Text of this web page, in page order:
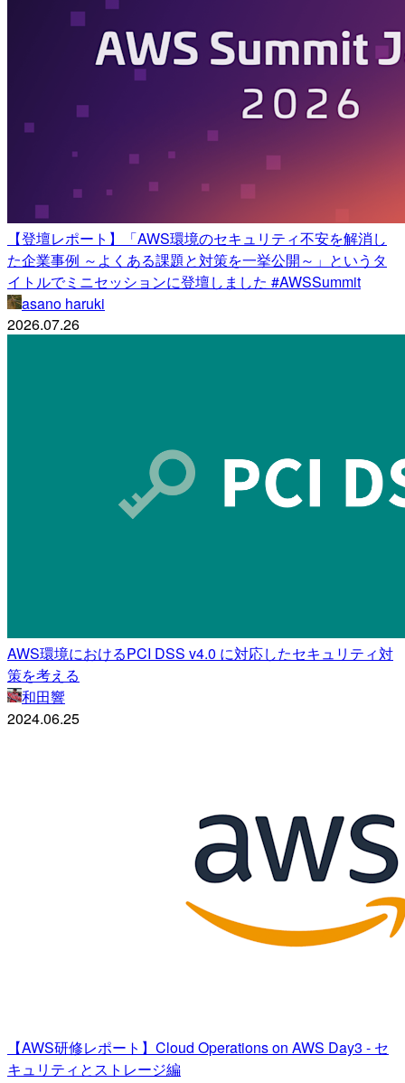
【登壇レポート】「AWS環境のセキュリティ不安を解消し
た企業事例 ～よくある課題と対策を一挙公開～」というタ
イトルでミニセッションに登壇しました #AWSSummit
asano haruki
2026.07.26
AWS環境におけるPCI DSS v4.0 に対応したセキュリティ対
策を考える
和田響
2024.06.25
【AWS研修レポート】Cloud Operations on AWS Day3 - セ
キュリティとストレージ編